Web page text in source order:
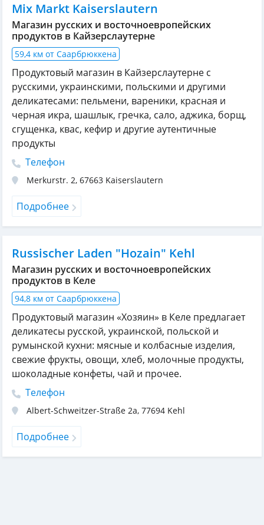
Mix Markt Kaiserslautern
Магазин русских и восточноевропейских
продуктов в Кайзерслаутерне
59,4 км от Саарбрюккена
Продуктовый магазин в Кайзерслаутерне с
русскими, украинскими, польскими и другими
деликатесами: пельмени, вареники, красная и
черная икра, шашлык, гречка, сало, аджика, борщ,
сгущенка, квас, кефир и другие аутентичные
продукты
Телефон
Merkurstr. 2, 67663 Kaiserslautern
Подробнее
Russischer Laden "Hozain" Kehl
Магазин русских и восточноевропейских
продуктов в Келе
94,8 км от Саарбрюккена
Продуктовый магазин «Хозяин» в Келе предлагает
деликатесы русской, украинской, польской и
румынской кухни: мясные и колбасные изделия,
свежие фрукты, овощи, хлеб, молочные продукты,
шоколадные конфеты, чай и прочее.
Телефон
Albert-Schweitzer-Straße 2a, 77694 Kehl
Подробнее